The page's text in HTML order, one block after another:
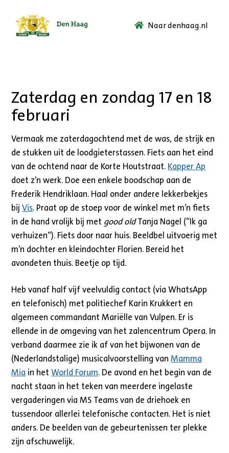
Ga
Naar denhaag.nl
Zaterdag en zondag 17 en 18
februari
Vermaak me zaterdagochtend met de was, de strijk en
de stukken uit de loodgieterstassen. Fiets aan het eind
van de ochtend naar de Korte Houtstraat. Kapper Ap
doet z’n werk. Doe een enkele boodschap aan de
Frederik Hendriklaan. Haal onder andere lekkerbekjes
bijVis. Praat op de stoep voor de winkel met m’n fiets
in de hand vrolijk bij met good oldTanja Nagel (“Ik ga
verhuizen”). Fiets door naar huis. Beeldbel uitvoerig met
m’n dochter en kleindochter Florien. Bereid het
avondeten thuis. Beetje op tijd.
Heb vanaf half vijf veelvuldig contact (via WhatsApp
en telefonisch) met politiechef Karin Krukkert en
algemeen commandant Mariëlle van Vulpen. Er is
ellende in de omgeving van het zalencentrum Opera. In
verband daarmee zie ik af van het bijwonen van de
(Nederlandstalige) musicalvoorstelling vanMamma
Mia in hetWorld Forum. De avond en het begin van de
nacht staan in het teken van meerdere ingelaste
vergaderingen via MS Teams van de driehoek en
tussendoor allerlei telefonische contacten. Het is niet
anders. De beelden van de gebeurtenissen ter plekke
zijn afschuwelijk.